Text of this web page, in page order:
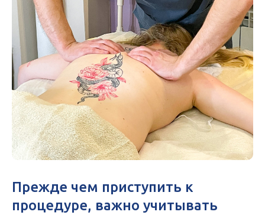
Прежде чем приступить к
процедуре, важно учитывать